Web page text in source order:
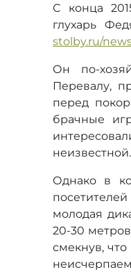
С конца
глухарь
stolby.ru/
Он по-
Перевалу,
перед
брачные
неизвестной.
Однако в
молодая
20-30
смекнув, что